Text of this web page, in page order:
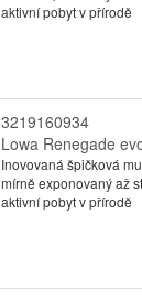
aktivní pobyt v přírodě
3219160934
Lowa Renegade
Inovovaná špičková
mírně exponovaný až
aktivní pobyt v přírodě